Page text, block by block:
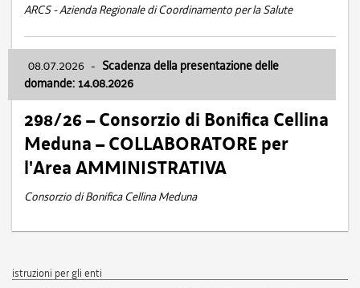
ARCS - Azienda Regionale di Coordinamento per la Salute
08.07.2026 - Scadenza della presentazione delle
domande: 14.08.2026
298/26 – Consorzio di Bonifica Cellina
Meduna – COLLABORATORE per
l'Area AMMINISTRATIVA
Consorzio di Bonifica Cellina Meduna
istruzioni per gli enti